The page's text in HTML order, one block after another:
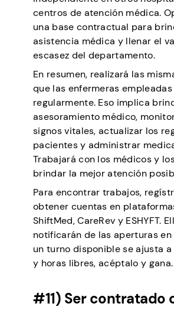
centros de atención médica.
una base contractual para
asistencia médica y llenar el
escasez del departamento.
En resumen, realizará las
que las enfermeras empleadas
regularmente. Eso implica
asesoramiento médico,
signos vitales, actualizar los
pacientes y administrar
Trabajará con los médicos y
brindar la mejor atención
Para encontrar trabajos,
obtener cuentas en
ShiftMed, CareRev y ESHYFT.
notificarán de las aperturas en
un turno disponible se ajusta
y horas libres, acéptalo y gana.
#11) Ser contratado